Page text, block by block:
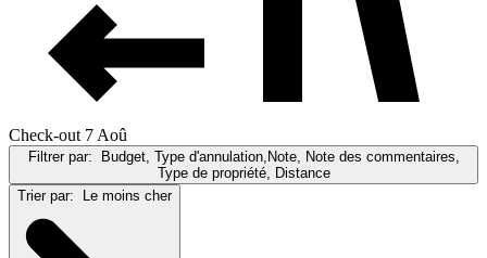
Check-out 7 Aoû
Filtrer par:
Budget, Type d'annulation,Note, Note des commentaires,
Type de propriété, Distance
Trier par:
Le moins cher